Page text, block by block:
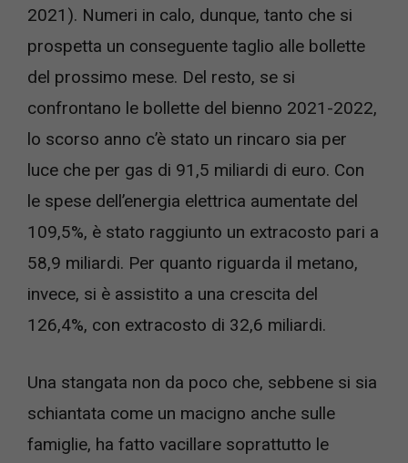
2021). Numeri in calo, dunque, tanto che si
prospetta un conseguente taglio alle bollette
del prossimo mese. Del resto, se si
confrontano le bollette del bienno 2021-2022,
lo scorso anno c’è stato un rincaro sia per
luce che per gas di 91,5 miliardi di euro. Con
le spese dell’energia elettrica aumentate del
109,5%, è stato raggiunto un extracosto pari a
58,9 miliardi. Per quanto riguarda il metano,
invece, si è assistito a una crescita del
126,4%, con extracosto di 32,6 miliardi.
Una stangata non da poco che, sebbene si sia
schiantata come un macigno anche sulle
famiglie, ha fatto vacillare soprattutto le